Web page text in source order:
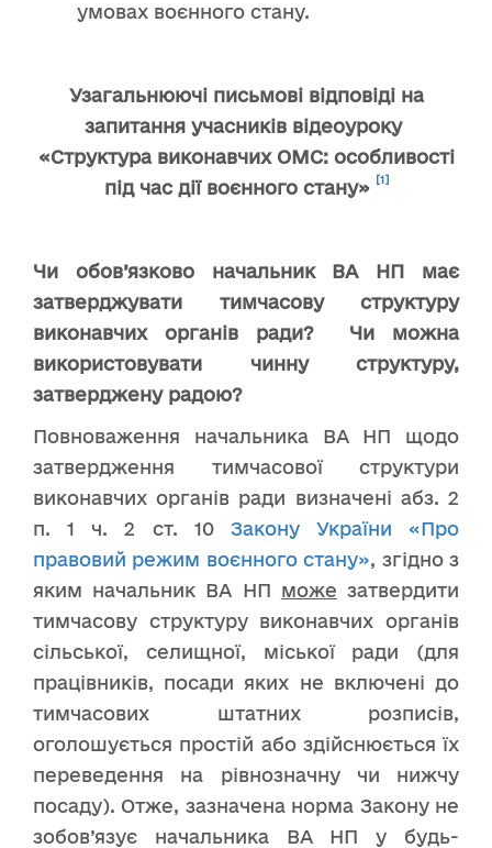
умовах воєнного стану.
Узагальнюючі письмові відповіді на
запитання учасників відеоуроку
«Структура виконавчих ОМС: особливості
під час дії воєнного стану»
[1]
Чи обов’язково начальник ВА НП має
затверджувати тимчасову структуру
виконавчих органів ради? Чи можна
використовувати чинну структуру,
затверджену радою?
Повноваження начальника ВА НП щодо
затвердження тимчасової структури
виконавчих органів ради визначені абз. 2
п. 1 ч. 2 ст. 10 Закону України «Про
правовий режим воєнного стану», згідно з
яким начальник ВА НП може затвердити
тимчасову структуру виконавчих органів
сільської, селищної, міської ради (для
працівників, посади яких не включені до
тимчасових штатних розписів,
оголошується простій або здійснюється їх
переведення на рівнозначну чи нижчу
посаду). Отже, зазначена норма Закону не
зобов’язує начальника ВА НП у будь-